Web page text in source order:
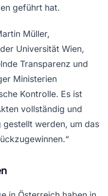
geführt hat.
Müller,
Universität Wien,
Transparenz und
Ministerien
Kontrolle. Es ist
vollständig und
werden, um das